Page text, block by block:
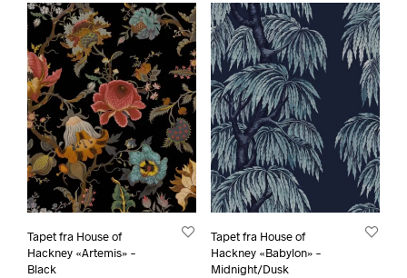
Tapet fra House of
Hackney «Artemis» –
Black
Tapet fra House of
Hackney «Babylon» –
Midnight/Dusk